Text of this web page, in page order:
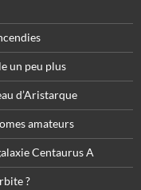
un peu plus
d’Aristarque
amateurs
Centaurus A
?